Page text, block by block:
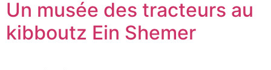
Un musée des tracteurs au
kibboutz Ein Shemer